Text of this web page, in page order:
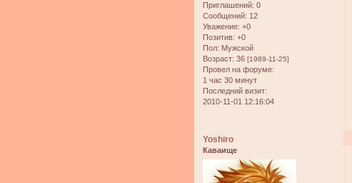
Приглашений: 0
Сообщений: 12
Уважение: +0
Позитив: +0
Пол: Мужской
Возраст: 36 [1989-11-25]
Провел на форуме:
1 час 30 минут
Последний визит:
2010-11-01 12:16:04
Yoshiro
Каваище